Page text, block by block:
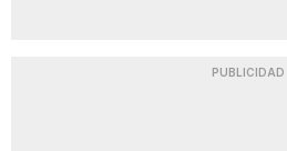
PUBLICIDAD